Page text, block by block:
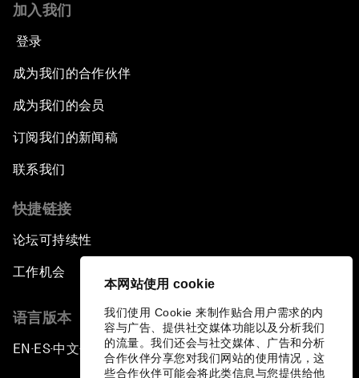
本网站使用 cookie
我们使用 Cookie 来制作贴合用户需求的内
容与广告、提供社交媒体功能以及分析我们
的流量。我们还会与社交媒体、广告和分析
合作伙伴分享您对我们网站的使用情况，这
些合作伙伴可能会将此类信息与您提供给他
加入我们
登录
成为我们的合作伙伴
成为我们的会员
订阅我们的新闻稿
联系我们
快捷链接
论坛可持续性
工作机会
语言版本
EN ▪ES▪中文▪ 日本語